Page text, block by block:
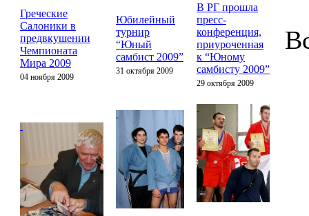
Греческие
Салоники в
предвкушении
Чемпионата
Мира 2009
04 ноября 2009
Юбилейный
турнир
“Юный
самбист 2009”
31 октября 2009
В РГ прошла
пресс-
конференция,
приуроченная
к “Юному
самбисту 2009”
29 октября 2009